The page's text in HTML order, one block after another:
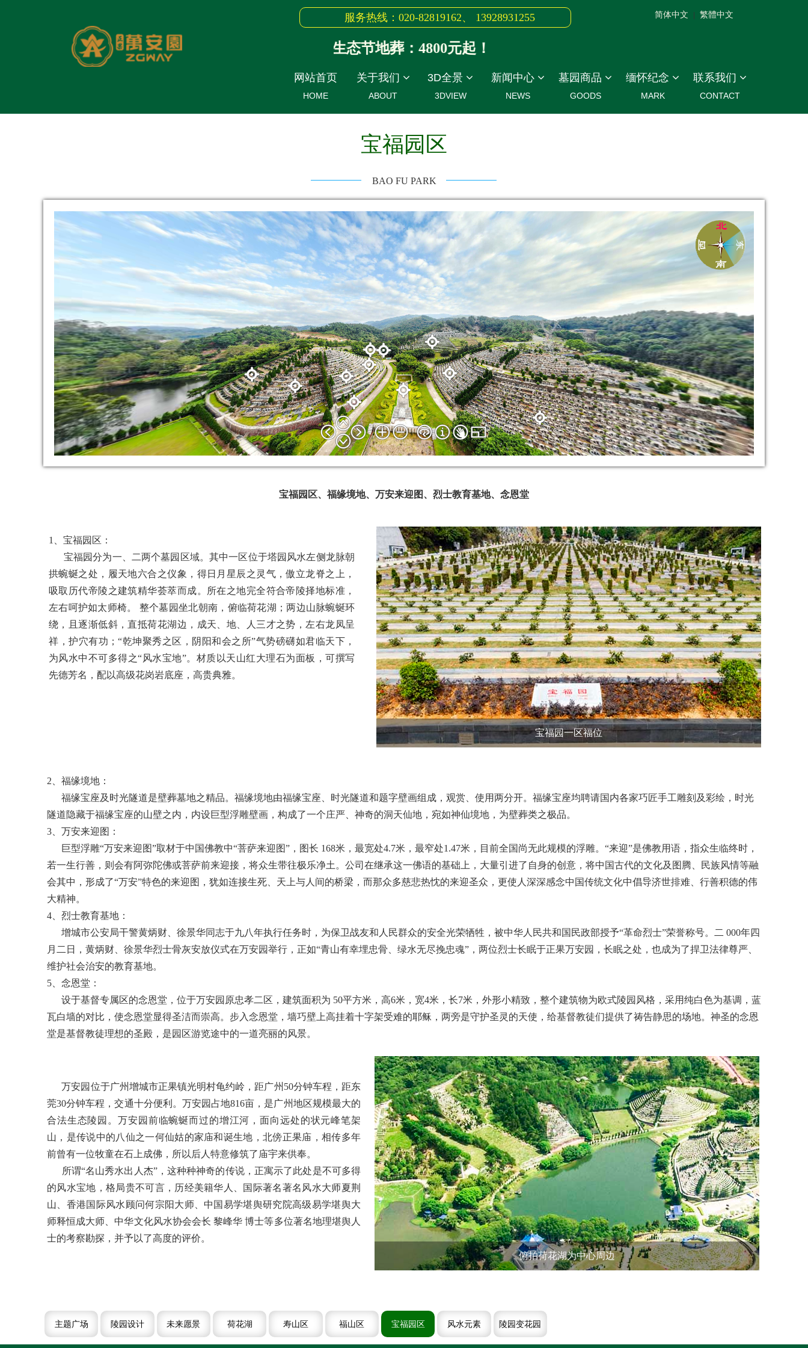
网站首页
HOME
关于我们
ABOUT
3D全景
3DVIEW
新闻中心
NEWS
墓园商品
GOODS
缅怀纪念
MARK
联系我们
CONTACT
服务热线：020-82819162、 13928931255 简体中文 繁體中文
绿色生态葬区现已发售，生态节地葬：4800元起！
宝福园区
BAO FU PARK
宝福园区、福缘境地、万安来迎图、烈士教育基地、念恩堂
1、宝福园区：
宝福园分为一、二两个墓园区域。其中一区位于塔园风水左侧龙脉朝
拱蜿蜒之处，履天地六合之仪象，得日月星辰之灵气，傲立龙脊之上，
吸取历代帝陵之建筑精华荟萃而成。所在之地完全符合帝陵择地标准，
左右呵护如太师椅。 整个墓园坐北朝南，俯临荷花湖；两边山脉蜿蜒环
绕，且逐渐低斜，直抵荷花湖边，成天、地、人三才之势，左右龙凤呈
祥，护穴有功；“乾坤聚秀之区，阴阳和会之所”气势磅礴如君临天下，
为风水中不可多得之“风水宝地”。材质以天山红大理石为面板，可撰写
先德芳名，配以高级花岗岩底座，高贵典雅。
宝福园一区福位
2、福缘境地：
福缘宝座及时光隧道是壁葬墓地之精品。福缘境地由福缘宝座、时光隧道和题字壁画组成，观赏、使用两分开。福缘宝座均聘请国内各家巧匠手工雕刻及彩绘，时光
隧道隐藏于福缘宝座的山壁之内，内设巨型浮雕壁画，构成了一个庄严、神奇的洞天仙地，宛如神仙境地，为壁葬类之极品。
3、万安来迎图：
巨型浮雕“万安来迎图”取材于中国佛教中“菩萨来迎图”，图长 168米，最宽处4.7米，最窄处1.47米，目前全国尚无此规模的浮雕。“来迎”是佛教用语，指众生临终时，
若一生行善，则会有阿弥陀佛或菩萨前来迎接，将众生带往极乐净土。公司在继承这一佛语的基础上，大量引进了自身的创意，将中国古代的文化及图腾、民族风情等融
会其中，形成了“万安”特色的来迎图，犹如连接生死、天上与人间的桥梁，而那众多慈悲热忱的来迎圣众，更使人深深感念中国传统文化中倡导济世排难、行善积德的伟
大精神。
4、烈士教育基地：
增城市公安局干警黄炳财、徐景华同志于九八年执行任务时，为保卫战友和人民群众的安全光荣牺牲，被中华人民共和国民政部授予“革命烈士”荣誉称号。二 000年四
月二日，黄炳财、徐景华烈士骨灰安放仪式在万安园举行，正如“青山有幸埋忠骨、绿水无尽挽忠魂”，两位烈士长眠于正果万安园，长眠之处，也成为了捍卫法律尊严、
维护社会治安的教育基地。
5、念恩堂：
设于基督专属区的念恩堂，位于万安园原忠孝二区，建筑面积为 50平方米，高6米，宽4米，长7米，外形小精致，整个建筑物为欧式陵园风格，采用纯白色为基调，蓝
瓦白墙的对比，使念恩堂显得圣洁而崇高。步入念恩堂，墙巧壁上高挂着十字架受难的耶稣，两旁是守护圣灵的天使，给基督教徒们提供了祷告静思的场地。神圣的念恩
堂是基督教徒理想的圣殿，是园区游览途中的一道亮丽的风景。
万安园位于广州增城市正果镇光明村龟约岭，距广州50分钟车程，距东
莞30分钟车程，交通十分便利。万安园占地816亩，是广州地区规模最大的
合法生态陵园。万安园前临蜿蜒而过的增江河，面向远处的状元峰笔架
山，是传说中的八仙之一何仙姑的家庙和诞生地，北傍正果庙，相传多年
前曾有一位牧童在石上成佛，所以后人特意修筑了庙宇来供奉。
所谓“名山秀水出人杰”，这种种神奇的传说，正寓示了此处是不可多得
的风水宝地，格局贵不可言，历经美籍华人、国际著名著名风水大师夏荆
山、香港国际风水顾问何宗阳大师、中国易学堪舆研究院高级易学堪舆大
师释恒成大师、中华文化风水协会会长 黎峰华 博士等多位著名地理堪舆人
士的考察勘探，并予以了高度的评价。
俯拍荷花湖为中心周边
主题广场 陵园设计 未来愿景 荷花湖 寿山区 福山区 宝福园区 风水元素 陵园变花园